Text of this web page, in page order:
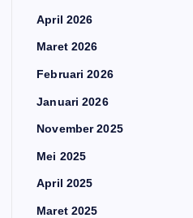
April 2026
Maret 2026
Februari 2026
Januari 2026
November 2025
Mei 2025
April 2025
Maret 2025